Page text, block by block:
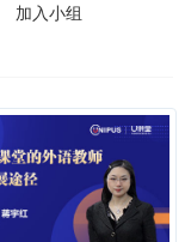
加入小组